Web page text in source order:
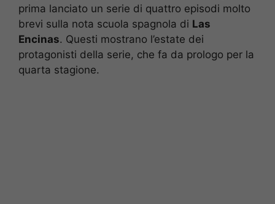
prima lanciato un serie di quattro episodi molto
brevi sulla nota scuola spagnola di Las
Encinas. Questi mostrano l’estate dei
protagonisti della serie, che fa da prologo per la
quarta stagione.